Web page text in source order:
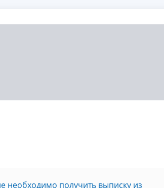
необходимо получить выписку из